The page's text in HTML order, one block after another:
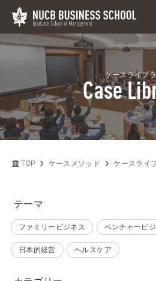
ケースライブ
Case
TOP ケースメソッド ケースライ
テーマ
ファミリービジネス ベンチャービ
日本的経営 ヘルスケア